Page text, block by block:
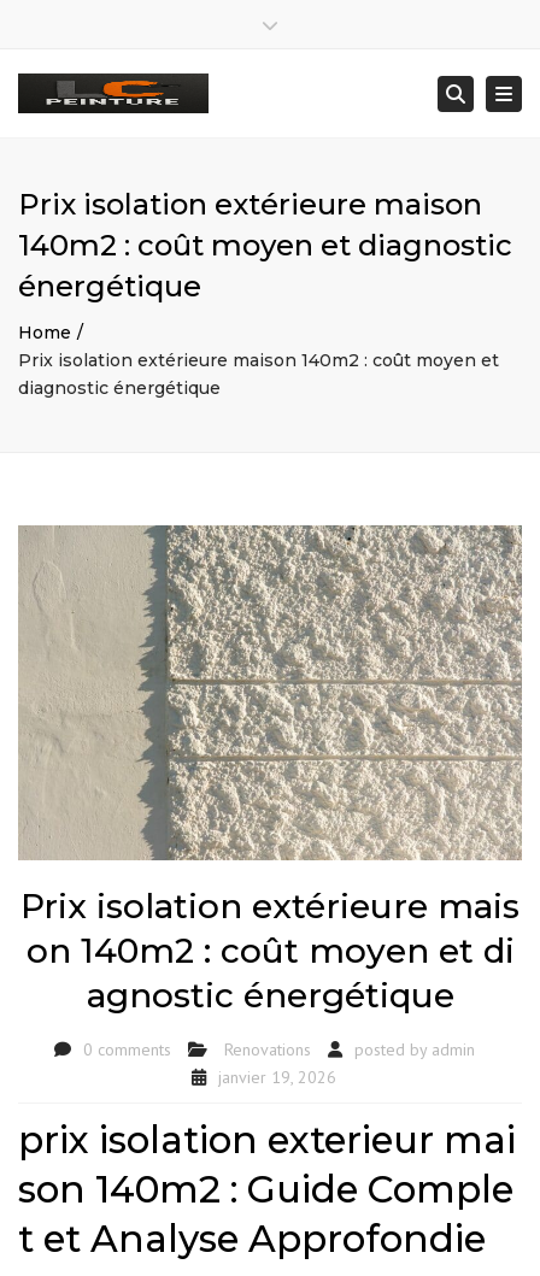
07 80 43 04 93
lc29260@gmail.com
Prix isolation extérieure maison
140m2 : coût moyen et diagnostic
énergétique
Home
Prix isolation extérieure maison 140m2 : coût moyen et
diagnostic énergétique
Prix isolation extérieure mais
on 140m2 : coût moyen et di
agnostic énergétique
0 comments Renovations posted by admin
janvier 19, 2026
prix isolation exterieur mai
son 140m2 : Guide Comple
t et Analyse Approfondie